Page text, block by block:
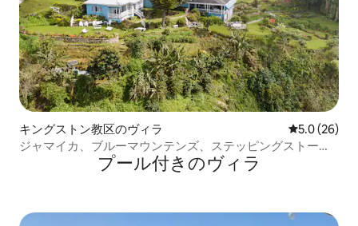
キングストン教区のヴィラ レビュー26
5.0 (26)
ジャマイカ、ブルーマウンテンズ、ステッピングストーン
プール付きのヴィラ